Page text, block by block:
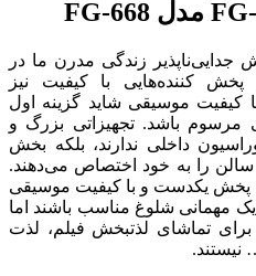
زندگی مدرن ما در
کننده‌هایی با کیفیت نیز
کیفیت موسیقی شاید گزینه اول
مرسوم باشد. تجهیزاتی بزرگ و
داخلی ندارند، بلکه بخش
سالن را به خود اختصاص می‌دهند.
پخش یکدست و با کیفیت موسیقی
مهمانی شلوغ مناسب باشند اما
برای تماشای لذتبخش فیلم، لذت
نیستند.